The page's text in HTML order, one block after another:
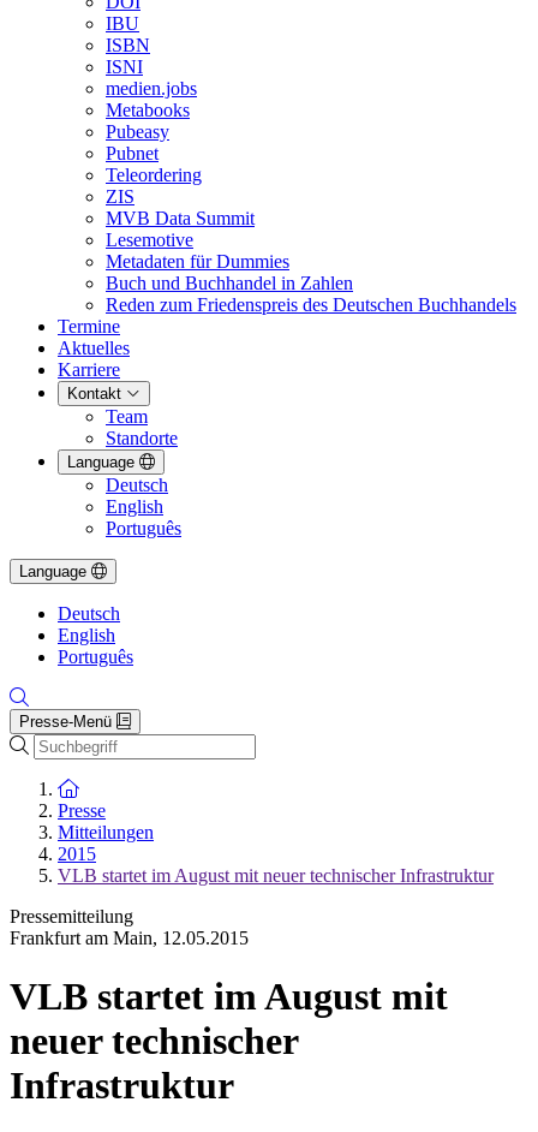
IBU
ISBN
ISNI
medien.jobs
Metabooks
Pubeasy
Pubnet
Teleordering
ZIS
MVB Data Summit
Lesemotive
Metadaten für Dummies
Buch und Buchhandel in Zahlen
Reden zum Friedenspreis des Deutschen Buchhandels
Termine
Aktuelles
Karriere
Kontakt
Team
Standorte
Language
Deutsch
English
Português
Language
Deutsch
English
Português
Presse-Menü
Suche
Zur Startseite
Presse
Mitteilungen
2015
VLB startet im August mit neuer technischer Infrastruktur
Pressemitteilung
Frankfurt am Main, 12.05.2015
VLB startet im August mit
neuer technischer
Infrastruktur